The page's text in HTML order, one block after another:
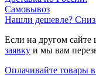
Самовывоз
Нашли дешевле?
Если на другом сайте
заявку и мы вам
Оплачивайте товары